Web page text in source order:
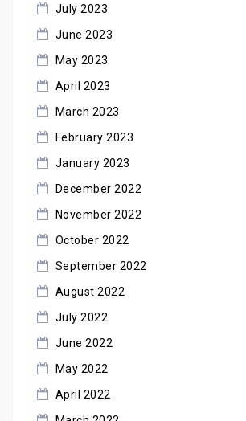
July 2023
June 2023
May 2023
April 2023
March 2023
February 2023
January 2023
December 2022
November 2022
October 2022
September 2022
August 2022
July 2022
June 2022
May 2022
April 2022